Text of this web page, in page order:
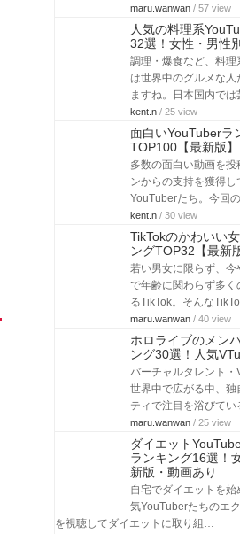
maru.wanwan / 57 view
人気の料理系
32選！女性・男性
調理・爆食など、料
は世界中のグルメな
ますね。日本国内で
kent.n / 25 view
面白いYouTuberラ
TOP100【最新版】
多数の面白い動画を
ンからの支持を獲得し
YouTuberたち。今回
kent.n / 30 view
TikTokのかわいい
ングTOP32【最新
若い男女に限らず、今
で年齢に関わらず多
るTikTok。そんな
maru.wanwan / 40 view
ホロライブのメン
ング30選！人気
バーチャルタレント
世界中で広がる中、独
ティで注目を浴びて
maru.wanwan / 25 view
ダイエット
ランキング16選！
新版・動画あり…
自宅でダイエットを始
気YouTuberたちのエ
を視聴してダイエットに取り組…